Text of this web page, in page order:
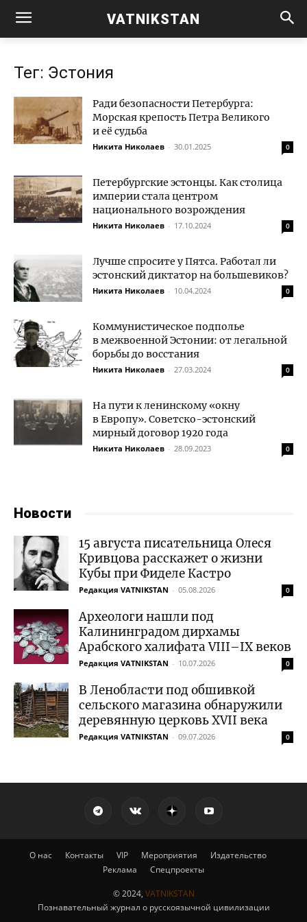
VATNIKSTAN
Тег: Эстония
Ради безопасности Петербурга:
Морская крепость Петра Великого
и её судьба
Никита Николаев - 30.01.2025 0
Петербургские эстонцы. Как столица
империи стала центром
национального возрождения
Никита Николаев - 17.10.2024 0
Лучше спросите у Пятса. Работал ли
эстонский диктатор на большевиков?
Никита Николаев - 10.04.2024 0
Коммунистическое подполье
в межвоенной Эстонии: от легальной
борьбы до восстания
Никита Николаев - 27.03.2024 0
На пути к ленинскому «окну
в Европу». Советско-эстонский
мирный договор 1920 года
Никита Николаев - 28.09.2023 0
Новости
15 августа писательница Олеся
Кривцова расскажет о жизни
Кубы при Фиделе Кастро
Редакция VATNIKSTAN - 05.08.2026 0
Археологи нашли под
Калининградом дирхамы
Арабского халифата VIII–IX веков
Редакция VATNIKSTAN - 10.07.2026 0
В Ленобласти под обшивкой
сельского магазина обнаружили
деревянную церковь XVII века
Редакция VATNIKSTAN - 09.07.2026 0
О нас Контакты VIP Мероприятия
Издательство
Реклама
Спецпроекты
© 2024, VATNIKSTAN
Познавательный журнал о русскоязычной цивилизации